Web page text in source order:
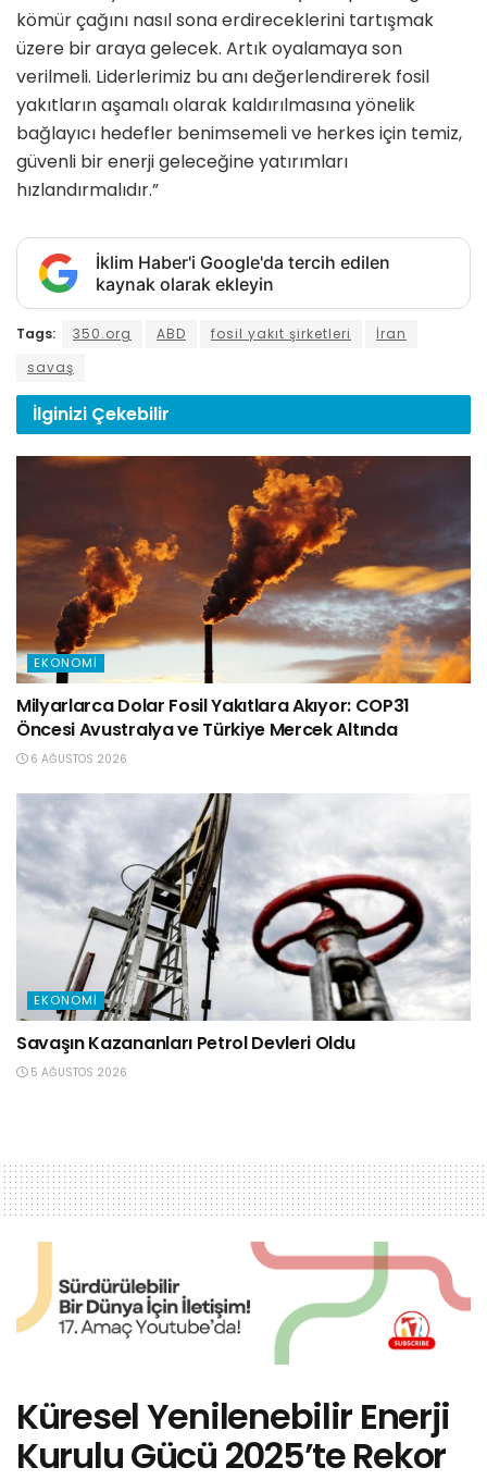
kömür çağını nasıl sona erdireceklerini tartışmak
üzere bir araya gelecek. Artık oyalamaya son
verilmeli. Liderlerimiz bu anı değerlendirerek fosil
yakıtların aşamalı olarak kaldırılmasına yönelik
bağlayıcı hedefler benimsemeli ve herkes için temiz,
güvenli bir enerji geleceğine yatırımları
hızlandırmalıdır.”
İklim Haber'i Google'da tercih edilen
kaynak olarak ekleyin
Tags: 350.org ABD fosil yakıt şirketleri
İran
savaş
İlginizi Çekebilir
EKONOMI
Milyarlarca Dolar Fosil Yakıtlara Akıyor: COP31
Öncesi Avustralya ve Türkiye Mercek Altında
6 AĞUSTOS 2026
EKONOMI
Savaşın Kazananları Petrol Devleri Oldu
5 AĞUSTOS 2026
Küresel Yenilenebilir Enerji
Kurulu Gücü 2025’te Rekor